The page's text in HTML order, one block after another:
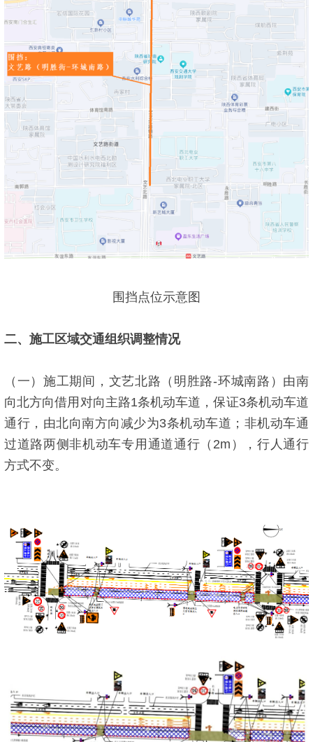
围挡点位示意图
二、施工区域交通组织调整情况
（一）施工期间，文艺北路（明胜路-环城南路）由南
向北方向借用对向主路1条机动车道，保证3条机动车道
通行，由北向南方向减少为3条机动车道；非机动车通
过道路两侧非机动车专用通道通行（2m），行人通行
方式不变。